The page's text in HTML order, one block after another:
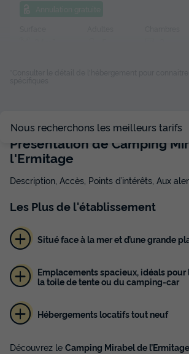
TENTE TOILE ET BOIS 5 personnes -
du23/10/2026 au30/10/2026
Meilleur prix pour 7 nuits
Modifier les dates
273 €
Voir les disponibilités
Nous recherchons les meilleurs tarifs
Présentation de Camping
l'Ermitage
Description, Accès, Points d’intérêts, Aux
Les Plusde l'établissement
Situé face à la mer et d’une grande
Emplacements spacieux, idéals pour
la toile de tente ou du camping-car
Hébergements locatifs tout neuf
Découvrez le Camping Mirabel de l’Ermitage